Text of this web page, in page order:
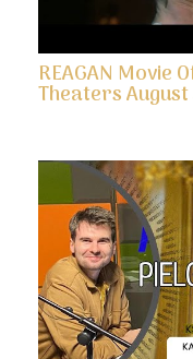
REAGAN
Theaters August